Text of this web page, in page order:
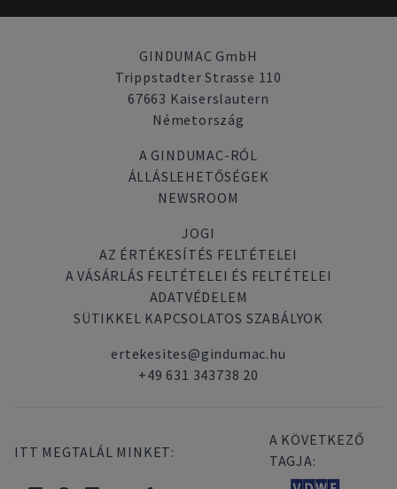
GINDUMAC GmbH
Trippstadter Strasse 110
67663 Kaiserslautern
Németország
A GINDUMAC-RÓL
ÁLLÁSLEHETŐSÉGEK
NEWSROOM
JOGI
AZ ÉRTÉKESÍTÉS FELTÉTELEI
A VÁSÁRLÁS FELTÉTELEI ÉS FELTÉTELEI
ADATVÉDELEM
SÜTIKKEL KAPCSOLATOS SZABÁLYOK
ertekesites@gindumac.hu
+49 631 343738 20
ITT MEGTALÁL MINKET:
A KÖVETKEZŐ
TAGJA: